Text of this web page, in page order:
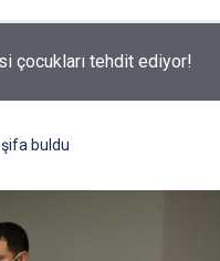
sonuçları açıklandı
buldu